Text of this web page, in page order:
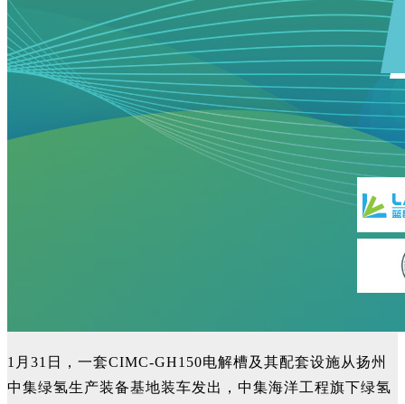
1月31日，一套CIMC-GH150电解槽及其配套设施从扬州
中集绿氢生产装备基地装车发出，中集海洋工程旗下绿氢